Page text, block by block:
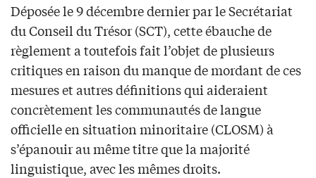
Déposée le 9 décembre dernier par le Secrétariat
du Conseil du Trésor (SCT), cette ébauche de
règlement a toutefois fait l’objet de plusieurs
critiques en raison du manque de mordant de ces
mesures et autres définitions qui aideraient
concrètement les communautés de langue
officielle en situation minoritaire (CLOSM) à
s’épanouir au même titre que la majorité
linguistique, avec les mêmes droits.